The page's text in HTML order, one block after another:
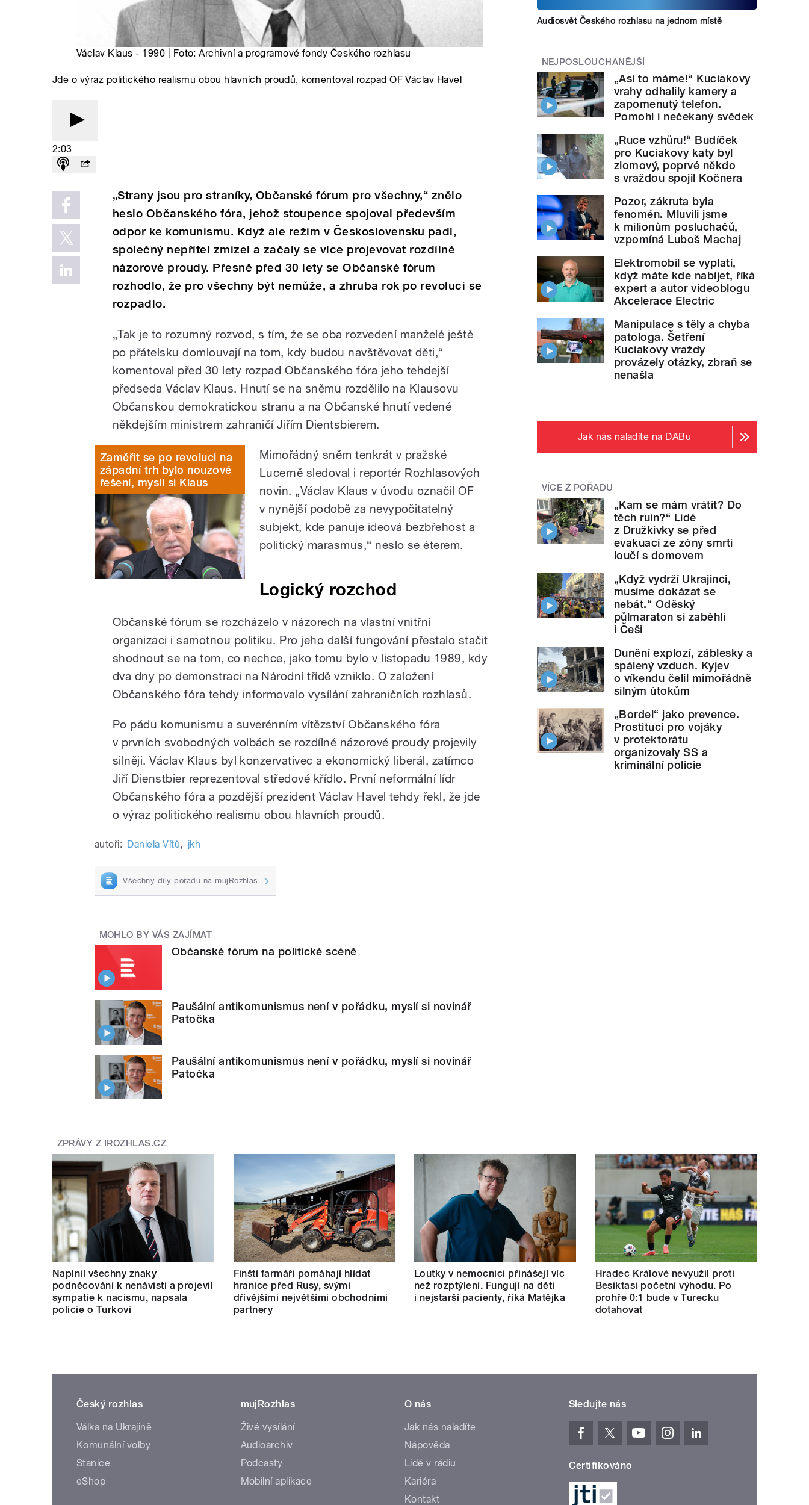
Václav Klaus - 1990 | Foto: Archivní a programové fondy Českého rozhlasu
Jde o výraz politického realismu obou hlavních proudů, komentoval rozpad OF Václav Havel
2:03
„Strany jsou pro straníky, Občanské fórum pro všechny,“ znělo
heslo Občanského fóra, jehož stoupence spojoval především
odpor ke komunismu. Když ale režim v Československu padl,
společný nepřítel zmizel a začaly se více projevovat rozdílné
názorové proudy. Přesně před 30 lety se Občanské fórum
rozhodlo, že pro všechny být nemůže, a zhruba rok po revoluci se
rozpadlo.
„Tak je to rozumný rozvod, s tím, že se oba rozvedení manželé ještě
po přátelsku domlouvají na tom, kdy budou navštěvovat děti,“
komentoval před 30 lety rozpad Občanského fóra jeho tehdejší
předseda Václav Klaus. Hnutí se na sněmu rozdělilo na Klausovu
Občanskou demokratickou stranu a na Občanské hnutí vedené
někdejším ministrem zahraničí Jiřím Dientsbierem.
Zaměřit se po revoluci na
západní trh bylo nouzové
řešení, myslí si Klaus
Mimořádný sněm tenkrát v pražské
Lucerně sledoval i reportér Rozhlasových
novin. „Václav Klaus v úvodu označil OF
v nynější podobě za nevypočitatelný
subjekt, kde panuje ideová bezbřehost a
politický marasmus,“ neslo se éterem.
Logický rozchod
Občanské fórum se rozcházelo v názorech na vlastní vnitřní
organizaci i samotnou politiku. Pro jeho další fungování přestalo stačit
shodnout se na tom, co nechce, jako tomu bylo v listopadu 1989, kdy
dva dny po demonstraci na Národní třídě vzniklo. O založení
Občanského fóra tehdy informovalo vysílání zahraničních rozhlasů.
Po pádu komunismu a suverénním vítězství Občanského fóra
v prvních svobodných volbách se rozdílné názorové proudy projevily
silněji. Václav Klaus byl konzervativec a ekonomický liberál, zatímco
Jiří Dienstbier reprezentoval středové křídlo. První neformální lídr
Občanského fóra a pozdější prezident Václav Havel tehdy řekl, že jde
o výraz politického realismu obou hlavních proudů.
autoři: Daniela Vítů, jkh
Všechny díly pořadu na mujRozhlas
MOHLO BY VÁS ZAJÍMAT
Občanské fórum na politické scéně
Paušální antikomunismus není v pořádku, myslí si novinář
Patočka
Paušální antikomunismus není v pořádku, myslí si novinář
Patočka
Audiosvět Českého rozhlasu na jednom místě
NEJPOSLOUCHANĚJŠÍ
„Asi to máme!“ Kuciakovy
vrahy odhalily kamery a
zapomenutý telefon.
Pomohl i nečekaný svědek
„Ruce vzhůru!“ Budíček
pro Kuciakovy katy byl
zlomový, poprvé někdo
s vraždou spojil Kočnera
Pozor, zákruta byla
fenomén. Mluvili jsme
k milionům posluchačů,
vzpomíná Luboš Machaj
Elektromobil se vyplatí,
když máte kde nabíjet, říká
expert a autor videoblogu
Akcelerace Electric
Manipulace s těly a chyba
patologa. Šetření
Kuciakovy vraždy
provázely otázky, zbraň se
nenašla
Jak nás naladíte na DABu
VÍCE Z POŘADU
„Kam se mám vrátit? Do
těch ruin?“ Lidé
z Družkivky se před
evakuací ze zóny smrti
loučí s domovem
„Když vydrží Ukrajinci,
musíme dokázat se
nebát.“ Oděský
půlmaraton si zaběhli
i Češi
Dunění explozí, záblesky a
spálený vzduch. Kyjev
o víkendu čelil mimořádně
silným útokům
„Bordel“ jako prevence.
Prostituci pro vojáky
v protektorátu
organizovaly SS a
kriminální policie
ZPRÁVY Z IROZHLAS.CZ
Naplnil všechny znaky
podněcování k nenávisti a projevil
sympatie k nacismu, napsala
policie o Turkovi
Finští farmáři pomáhají hlídat
hranice před Rusy, svými
dřívějšími největšími obchodními
partnery
Loutky v nemocnici přinášejí víc
než rozptýlení. Fungují na děti
i nejstarší pacienty, říká Matějka
Hradec Králové nevyužil proti
Besiktasi početní výhodu. Po
prohře 0:1 bude v Turecku
dotahovat
Český rozhlas
Válka na Ukrajině
Komunální volby
Stanice
eShop
mujRozhlas
Živé vysílání
Audioarchiv
Podcasty
Mobilní aplikace
O nás
Jak nás naladíte
Nápověda
Lidé v rádiu
Kariéra
Kontakt
Sledujte nás
Certifikováno